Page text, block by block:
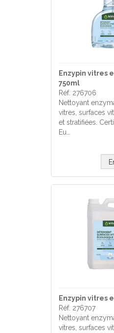
Enzypin vitres
750ml
Réf. 276706
Nettoyant
vitres, surfaces
et stratifiées.
Eu…
Enzypin vitres
Réf. 276707
Nettoyant
vitres, surfaces